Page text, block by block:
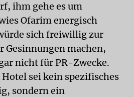
ihm gehe es um
Ofarim energisch
sich freiwillig zur
Gesinnungen machen,
nicht für PR-Zwecke.
sei kein spezifisches
sondern ein